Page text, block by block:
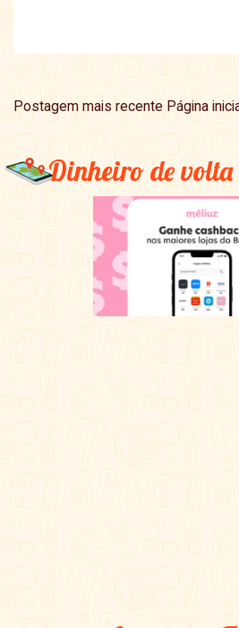
Postagem mais recente Página
Dinheiro de volta